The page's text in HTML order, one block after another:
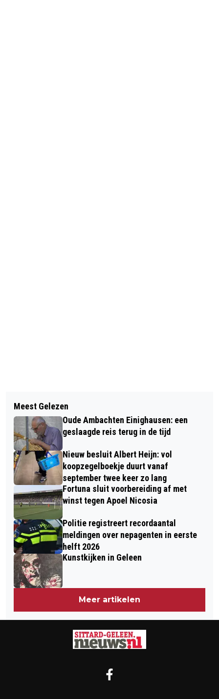
BESLUITENLIJST WEEK 10 2018
DRUKBEZOCHTE REÜNIE TREVIANUM-
SERVIAM-KLEESJ
Meest Gelezen
Oude Ambachten Einighausen: een
geslaagde reis terug in de tijd
Nieuw besluit Albert Heijn: vol
koopzegelboekje duurt vanaf
september twee keer zo lang
Fortuna sluit voorbereiding af met
winst tegen Apoel Nicosia
Politie registreert recordaantal
meldingen over nepagenten in eerste
helft 2026
Kunstkijken in Geleen
Meer artikelen